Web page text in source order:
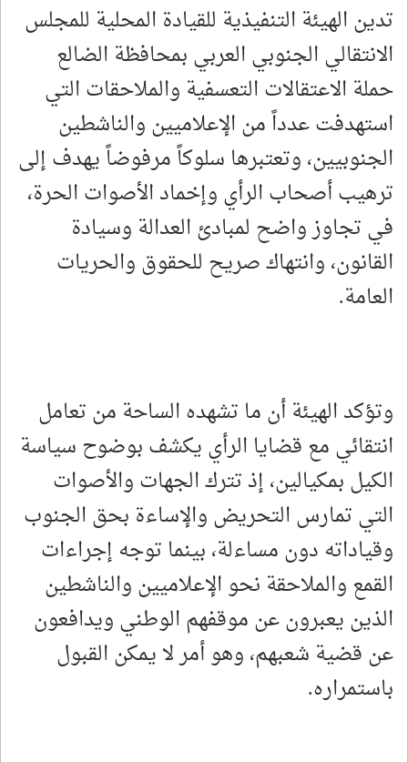
تدين الهيئة التنفيذية للقيادة المحلية للمجلس
الانتقالي الجنوبي العربي بمحافظة الضالع
حملة الاعتقالات التعسفية والملاحقات التي
استهدفت عدداً من الإعلاميين والناشطين
الجنوبيين، وتعتبرها سلوكاً مرفوضاً يهدف إلى
ترهيب أصحاب الرأي وإخماد الأصوات الحرة،
في تجاوز واضح لمبادئ العدالة وسيادة
القانون، وانتهاك صريح للحقوق والحريات
العامة.
وتؤكد الهيئة أن ما تشهده الساحة من تعامل
انتقائي مع قضايا الرأي يكشف بوضوح سياسة
الكيل بمكيالين، إذ تترك الجهات والأصوات
التي تمارس التحريض والإساءة بحق الجنوب
وقياداته دون مساءلة، بينما توجه إجراءات
القمع والملاحقة نحو الإعلاميين والناشطين
الذين يعبرون عن موقفهم الوطني ويدافعون
عن قضية شعبهم، وهو أمر لا يمكن القبول
باستمراره.